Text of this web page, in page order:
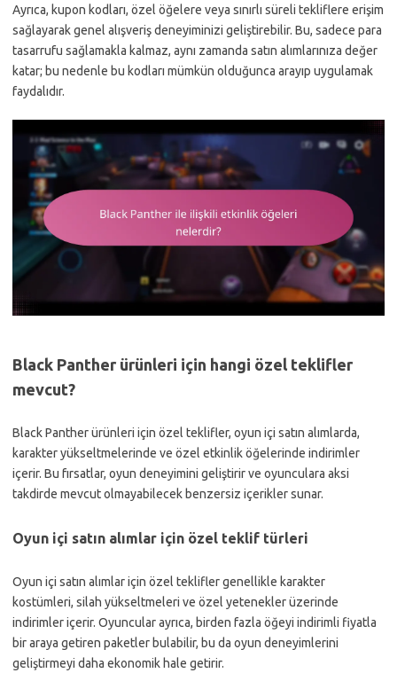
Ayrıca, kupon kodları, özel öğelere veya sınırlı süreli tekliflere erişim
sağlayarak genel alışveriş deneyiminizi geliştirebilir. Bu, sadece para
tasarrufu sağlamakla kalmaz, aynı zamanda satın alımlarınıza değer
katar; bu nedenle bu kodları mümkün olduğunca arayıp uygulamak
faydalıdır.
Black Panther ürünleri için hangi özel teklifler
mevcut?
Black Panther ürünleri için özel teklifler, oyun içi satın alımlarda,
karakter yükseltmelerinde ve özel etkinlik öğelerinde indirimler
içerir. Bu fırsatlar, oyun deneyimini geliştirir ve oyunculara aksi
takdirde mevcut olmayabilecek benzersiz içerikler sunar.
Oyun içi satın alımlar için özel teklif türleri
Oyun içi satın alımlar için özel teklifler genellikle karakter
kostümleri, silah yükseltmeleri ve özel yetenekler üzerinde
indirimler içerir. Oyuncular ayrıca, birden fazla öğeyi indirimli fiyatla
bir araya getiren paketler bulabilir, bu da oyun deneyimlerini
geliştirmeyi daha ekonomik hale getirir.